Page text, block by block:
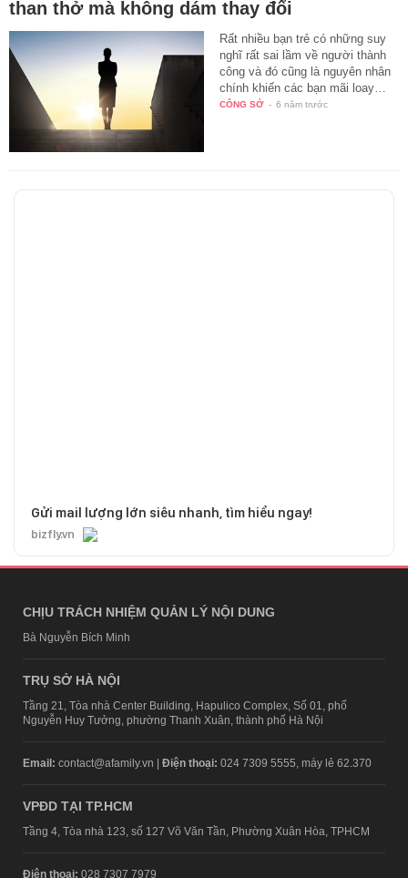
than thở mà không dám thay đổi
Rất nhiều bạn trẻ có những suy
nghĩ rất sai lầm về người thành
công và đó cũng là nguyên nhân
chính khiến các bạn mãi loay…
CÔNG SỞ - 6 năm trước
Gửi mail lượng lớn siêu nhanh, tìm hiểu ngay!
bizfly.vn
CHỊU TRÁCH NHIỆM QUẢN LÝ NỘI DUNG
Bà Nguyễn Bích Minh
TRỤ SỞ HÀ NỘI
Tầng 21, Tòa nhà Center Building, Hapulico Complex, Số 01, phố
Nguyễn Huy Tưởng, phường Thanh Xuân, thành phố Hà Nội
Email: contact@afamily.vn | Điện thoại: 024 7309 5555, máy lẻ 62.370
VPĐD TẠI TP.HCM
Tầng 4, Tòa nhà 123, số 127 Võ Văn Tần, Phường Xuân Hòa, TPHCM
Điện thoại: 028 7307 7979